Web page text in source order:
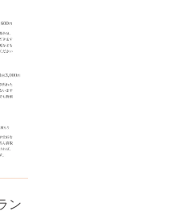
ン